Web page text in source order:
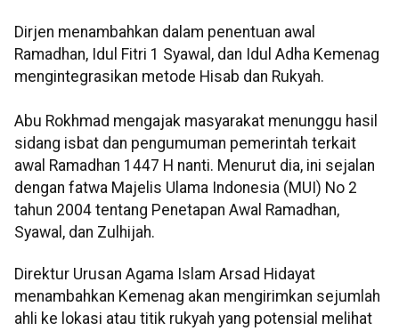
Dirjen menambahkan dalam penentuan awal
Ramadhan, Idul Fitri 1 Syawal, dan Idul Adha Kemenag
mengintegrasikan metode Hisab dan Rukyah.
Abu Rokhmad mengajak masyarakat menunggu hasil
sidang isbat dan pengumuman pemerintah terkait
awal Ramadhan 1447 H nanti. Menurut dia, ini sejalan
dengan fatwa Majelis Ulama Indonesia (MUI) No 2
tahun 2004 tentang Penetapan Awal Ramadhan,
Syawal, dan Zulhijah.
Direktur Urusan Agama Islam Arsad Hidayat
menambahkan Kemenag akan mengirimkan sejumlah
ahli ke lokasi atau titik rukyah yang potensial melihat